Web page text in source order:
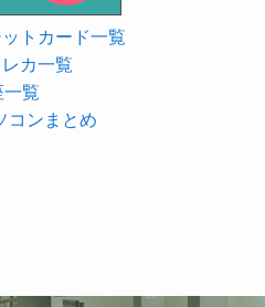
トカード一覧
カ一覧
一覧
コンまとめ